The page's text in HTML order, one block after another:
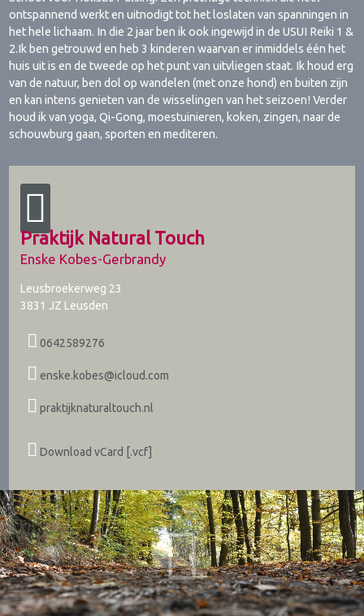
ontspannend werkt en uitnodigt tot het loslaten van spanningen in
het hele lichaam. In die 2 jaar ben ik ook ingewijd in de USUI Reiki 1 &
2.Ik ben getrouwd en heb 3 kinderen waarvan er inmiddels één het
huis uit is en de tweede op het punt van uitvliegen staat. Ik houd erg
van de natuur, ben dol op wandelen (met onze hond) en buiten zijn
en kan intens genieten van de wisselingen van het seizoen! Verder
houd ik van yoga, Qi-Gong, moestuinieren, koken, zingen, naar de
schouwburg gaan, sporten en mediteren.
Praktijk Natural Touch
Enske Kobes-Gerbrandy
Leusbroekerweg 23
3831 JZ Leusden
0642589276
enske.kobes@icloud.com
praktijknaturaltouch.nl
Download vCard [.vcf]